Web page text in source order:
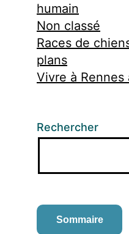
humain
Non classé
Races de
plans
Vivre à
Rechercher
Sommaire